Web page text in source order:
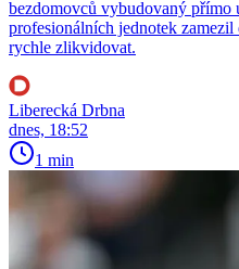
bezdomovců vybudovaný přímo
profesionálních jednotek
rychle zlikvidovat.
Liberecká Drbna
dnes, 18:52
1 min